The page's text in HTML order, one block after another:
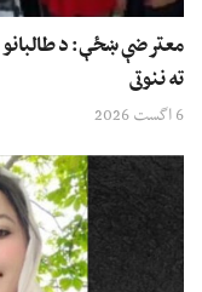
معترضې ښځې: د طالبانو
ته ننوتی
6 اگست 2026